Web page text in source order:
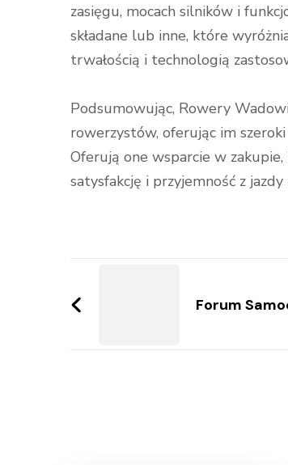
zasięgu, mocach silników i
składane lub inne, które
trwałością i technologią
Podsumowując, Rowery
rowerzystów, oferując im
Oferują one wsparcie w
satysfakcję i przyjemność z
wpisy
Forum